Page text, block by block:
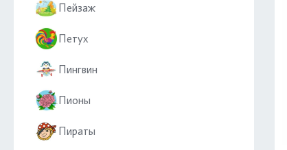
Пейзаж
Петух
Пингвин
Пионы
Пираты